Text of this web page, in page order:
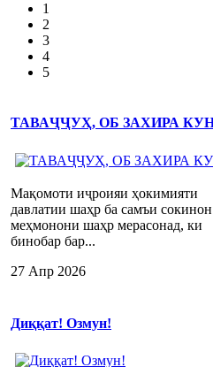
1
2
3
4
5
ТАВАҶҶУҲ, ОБ ЗАХИРА
Мақомоти иҷроияи ҳокимияти
давлатии шаҳр ба самъи сокинон
меҳмонони шаҳр мерасонад, ки
бинобар бар...
27 Апр 2026
Диққат! Озмун!